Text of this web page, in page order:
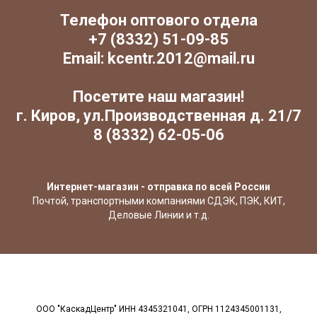
Телефон оптового отдела
+7 (8332) 51-09-85
Email: kcentr.2012@mail.ru
Посетите наш магазин!
г. Киров, ул.Производственная д. 21/7
8 (8332) 62-05-06
Интернет-магазин - отправка по всей России
Почтой, транспортными компаниями СДЭК, ПЭК, КИТ,
Деловые Линии и т.д.
ООО "КаскадЦентр" ИНН 4345321041, ОГРН 1124345001131,